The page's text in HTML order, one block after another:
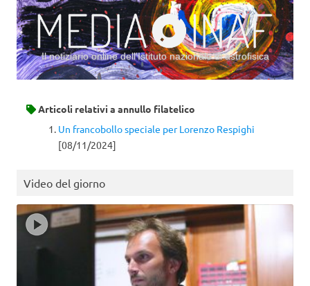
Il notiziario online dell’Istituto nazionale di astrofisica
Articoli relativi a annullo filatelico
Un francobollo speciale per Lorenzo Respighi
[08/11/2024]
Video del giorno